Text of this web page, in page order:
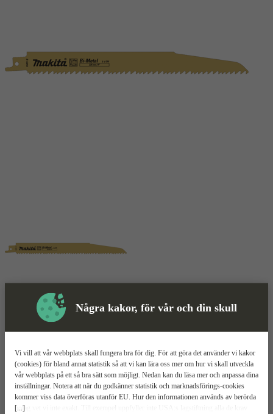
Några kakor, för vår och din skull
[...]
Vi vill att vår webbplats skall fungera bra för dig. För att göra det använder vi kakor
(cookies) för bland annat statistik så att vi kan lära oss mer om hur vi skall utveckla
vår webbplats på ett så bra sätt som möjligt. Nedan kan du läsa mer och anpassa dina
inställningar. Notera att när du godkänner statistik och marknadsförings-cookies
kommer viss data överföras utanför EU. Hur den informationen används av berörda
bolag vet vi inte exakt. Till exempel uppfyller inte USA:s lagstiftning alla de krav
Sågblad Mer information
Makita Trä och metall
För trä och metall
Snabb kapning
Passar många arbeten